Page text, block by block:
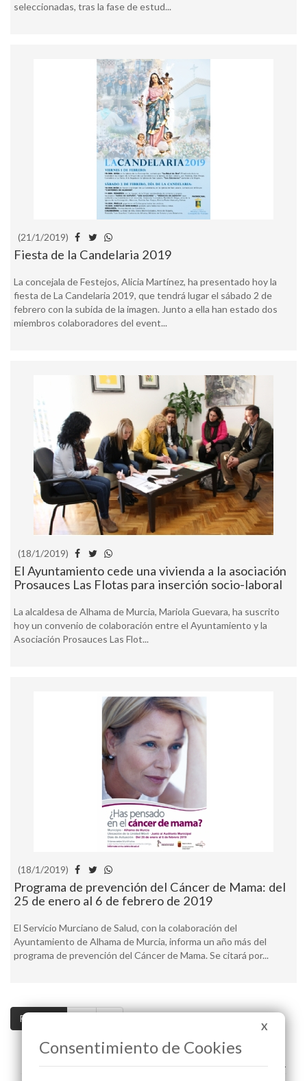
seleccionadas, tras la fase de estud...
(21/1/2019)
Fiesta de la Candelaria 2019
La concejala de Festejos, Alicia Martínez, ha presentado hoy la
fiesta de La Candelaria 2019, que tendrá lugar el sábado 2 de
febrero con la subida de la imagen. Junto a ella han estado dos
miembros colaboradores del event...
(18/1/2019)
El Ayuntamiento cede una vivienda a la asociación
Prosauces Las Flotas para inserción socio-laboral
La alcaldesa de Alhama de Murcia, Mariola Guevara, ha suscrito
hoy un convenio de colaboración entre el Ayuntamiento y la
Asociación Prosauces Las Flot...
(18/1/2019)
Programa de prevención del Cáncer de Mama: del
25 de enero al 6 de febrero de 2019
El Servicio Murciano de Salud, con la colaboración del
Ayuntamiento de Alhama de Murcia, informa un año más del
programa de prevención del Cáncer de Mama. Se citará por...
Pag. 1 / 2
A+ A-
X
Consentimiento de Cookies